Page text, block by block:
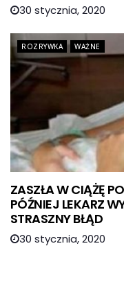
30 stycznia, 2020
ROZRYWKA WAŻNE
ZASZŁA W CIĄŻĘ
PÓŹNIEJ LEKARZ
STRASZNY BŁĄD
30 stycznia, 2020